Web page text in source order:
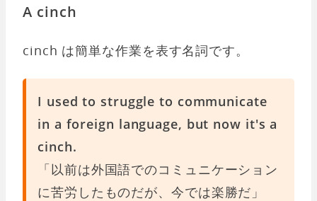
A cinch
cinch は簡単な作業を表す名詞です。
I used to struggle to communicate
in a foreign language, but now it's a
cinch.
「以前は外国語でのコミュニケーション
に苦労したものだが、今では楽勝だ」